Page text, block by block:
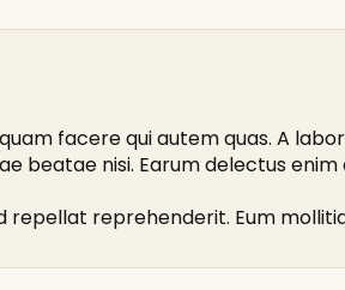
facere qui autem quas. A
beatae nisi. Earum delectus
repellat reprehenderit. Eum